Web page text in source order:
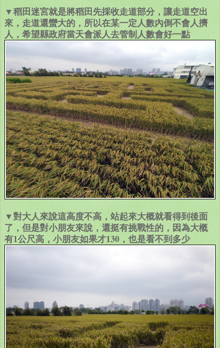
▼稻田迷宮就是將稻田先採收走道部分，讓走道空出
來，走道還蠻大的，所以在某一定人數內倒不會人擠
人，希望縣政府當天會派人去管制人數會好一點
▼對大人來說這高度不高，站起來大概就看得到後面
了，但是對小朋友來說，還挺有挑戰性的，因為大概
有1公尺高，小朋友如果才130，也是看不到多少